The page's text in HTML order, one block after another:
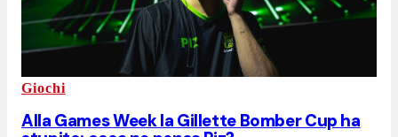
Giochi
Alla Games Week la Gillette Bomber Cup ha